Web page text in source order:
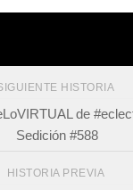
HISTORIA
de
Sedición #588
HISTORIA PREVIA